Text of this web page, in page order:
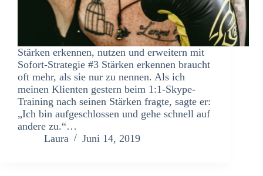
Stärken erkennen, nutzen und erweitern mit
Sofort-Strategie #3 Stärken erkennen braucht
oft mehr, als sie nur zu nennen. Als ich
meinen Klienten gestern beim 1:1-Skype-
Training nach seinen Stärken fragte, sagte er:
„Ich bin aufgeschlossen und gehe schnell auf
andere zu.“…
Laura
Juni 14, 2019